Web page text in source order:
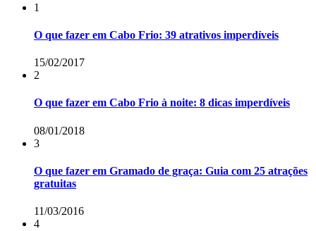
1
O que fazer em Cabo Frio: 39 atrativos imperdíveis
15/02/2017
2
O que fazer em Cabo Frio à noite: 8 dicas imperdíveis
08/01/2018
3
O que fazer em Gramado de graça: Guia com 25 atrações
gratuitas
11/03/2016
4